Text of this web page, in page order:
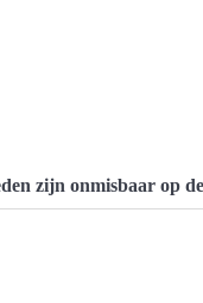
zijn onmisbaar op